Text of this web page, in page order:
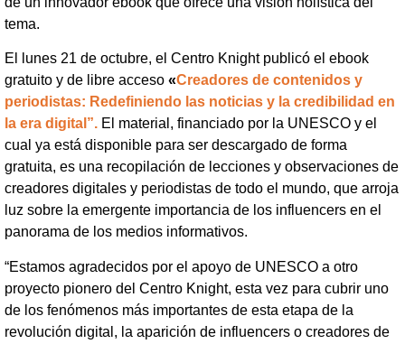
tema.
El lunes 21 de octubre, el Centro Knight publicó el ebook
gratuito y de libre acceso «Creadores de contenidos y
periodistas: Redefiniendo las noticias y la credibilidad en
la era digital”. El material, financiado por la UNESCO y el
cual ya está disponible para ser descargado de forma
gratuita, es una recopilación de lecciones y observaciones de
creadores digitales y periodistas de todo el mundo, que arroja
luz sobre la emergente importancia de los influencers en el
panorama de los medios informativos.
“Estamos agradecidos por el apoyo de UNESCO a otro
proyecto pionero del Centro Knight, esta vez para cubrir uno
de los fenómenos más importantes de esta etapa de la
revolución digital, la aparición de influencers o creadores de